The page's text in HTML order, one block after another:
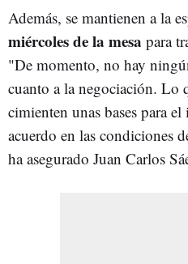
Además, se mantienen a la
miércoles de la mesa para
"De momento, no hay
cuanto a la negociación. Lo
cimienten unas bases para
acuerdo en las condiciones
ha asegurado Juan Carlos